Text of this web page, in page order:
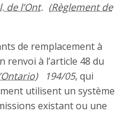
de l’Ont.
de remplacement à
à l’article 48 du
194/05, qui
utilisent un système
existant ou une